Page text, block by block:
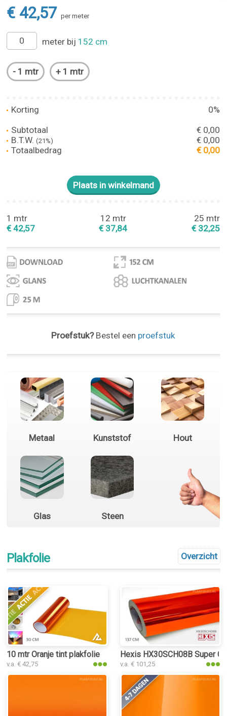
€ 42,57 per meter
meter bij 152 cm
Korting
0%
Subtotaal
€ 0,00
B.T.W.(21%)
€ 0,00
Totaalbedrag
€ 0,00
1 mtr
€ 42,57
12 mtr
€ 37,84
25 mtr
€ 32,25
Proefstuk?Bestel een proefstuk
Metaal Kunststof Hout
Glas Steen
Overzicht
Plakfolie
10 mtr Oranje tint plakfolie
v.a. € 42,75
Hexis HX30SCH08B Super
v.a. € 101,25